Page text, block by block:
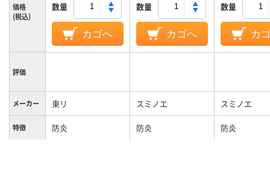
価格
(税込)
数量
カゴへ
数量
カゴへ
数量
カ
評価
メーカー 東リ スミノエ スミノエ
特徴 防炎 防炎 防炎